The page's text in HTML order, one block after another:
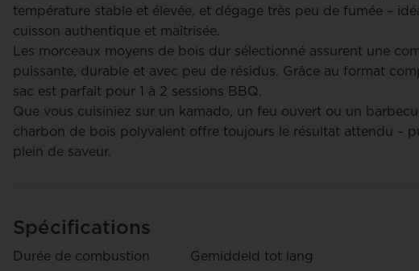
température stable et élevée, et dégage très peu de fumée –
cuisson authentique et maîtrisée.
Les morceaux moyens de bois dur sélectionné assurent une
puissante, durable et avec peu de résidus. Grâce au format
sac est parfait pour 1 à 2 sessions BBQ.
Que vous cuisiniez sur un kamado, un feu ouvert ou un
charbon de bois polyvalent offre toujours le résultat attendu –
plein de saveur.
Spécifications
Durée de combustion
Gemiddeld tot lang
Simon Smidt Marc
€ 11,95/ Sac